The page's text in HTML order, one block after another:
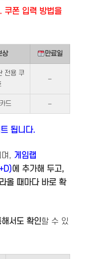
쿠폰 입력 방법을
상 만료일
전용 쿠
–
드 –
됩니다.
며, 게임랩
에 추가해 두고,
올 때마다 바로 확
서도 확인할 수 있